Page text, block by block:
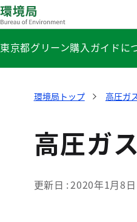
東京都グリーン購入ガイドに
環境局トップ 高圧ガ
高圧ガ
更新日 2020年1月8日